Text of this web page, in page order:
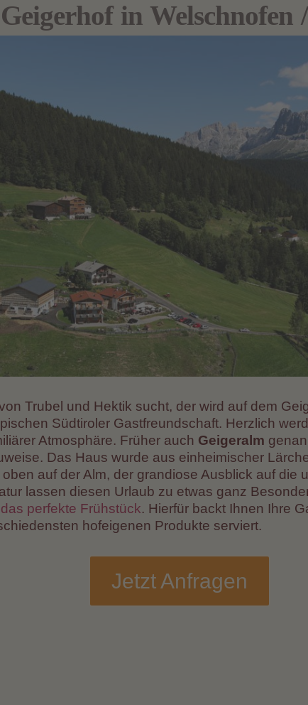
in Welschnofen
Trubel und Hektik sucht, der wird auf dem
Südtiroler Gastfreundschaft. Herzlich
Atmosphäre. Früher auch Geigeralm
Das Haus wurde aus einheimischer
auf der Alm, der grandiose Ausblick auf die
lassen diesen Urlaub zu etwas ganz
das perfekte Frühstück. Hierfür backt Ihnen Ihre
hofeigenen Produkte serviert.
Jetzt Anfragen